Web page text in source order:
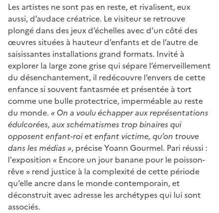
Les artistes ne sont pas en reste, et rivalisent, eux
aussi, d’audace créatrice. Le visiteur se retrouve
plongé dans des jeux d’échelles avec d’un côté des
œuvres situées à hauteur d’enfants et de l’autre de
saisissantes installations grand formats. Invité à
explorer la large zone grise qui sépare l’émerveillement
du désenchantement, il redécouvre l’envers de cette
enfance si souvent fantasmée et présentée à tort
comme une bulle protectrice, imperméable au reste
du monde. « On a voulu échapper aux représentations
édulcorées, aux schématismes trop binaires qui
opposent enfant-roi et enfant victime, qu’on trouve
dans les médias », précise Yoann Gourmel. Pari réussi :
l'exposition « Encore un jour banane pour le poisson-
rêve » rend justice à la complexité de cette période
qu’elle ancre dans le monde contemporain, et
déconstruit avec adresse les archétypes qui lui sont
associés.